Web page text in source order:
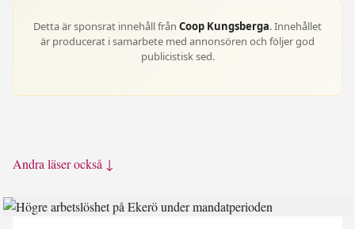
Detta är sponsrat innehåll från Coop Kungsberga. Innehållet
är producerat i samarbete med annonsören och följer god
publicistisk sed.
Andra läser också ↓